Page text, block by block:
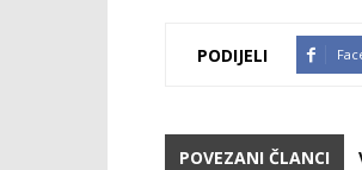
PODIJELI
POVEZANI ČLANCI